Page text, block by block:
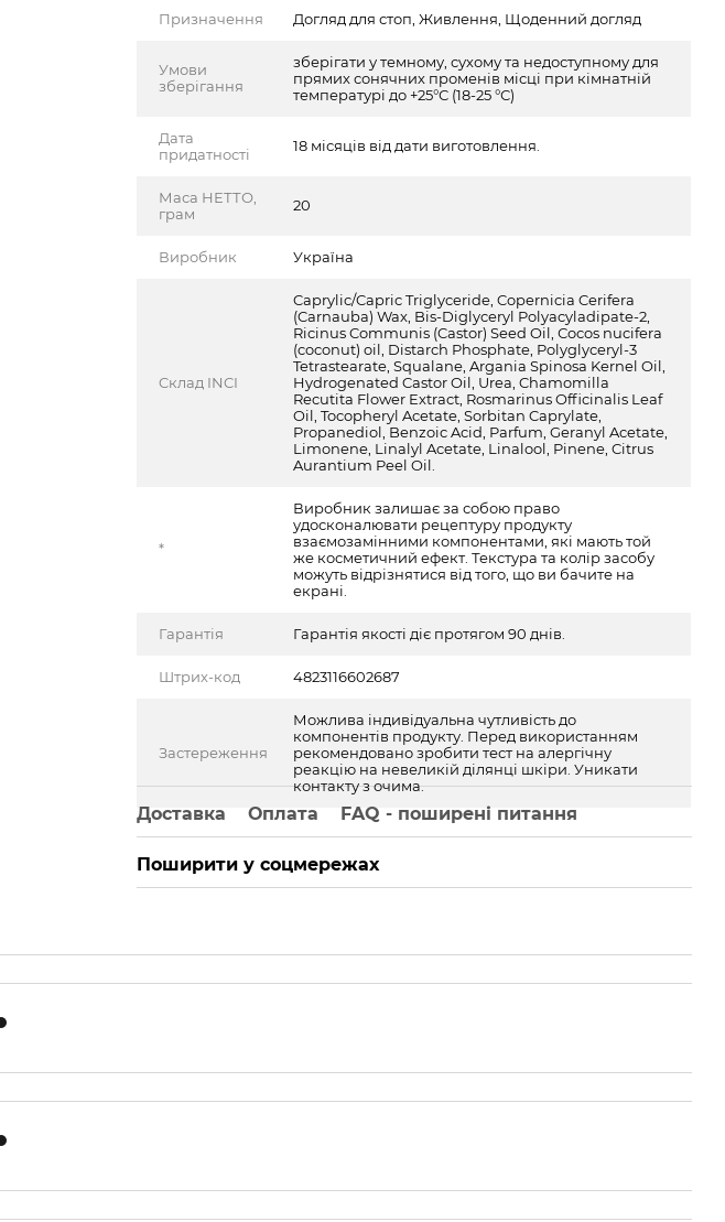
Призначення Догляд для стоп, Живлення, Щоденний догляд
Умови
зберігання
зберігати у темному, сухому та недоступному для
прямих сонячних променів місці при кімнатній
температурі до +25°С (18-25 °С)
Дата
придатності
18 місяців від дати виготовлення.
Маса НЕТТО,
грам
20
Виробник Україна
Cклад INCI
Caprylic/Capric Triglyceride, Copernicia Cerifera
(Carnauba) Wax, Bis-Diglyceryl Polyacyladipate-2,
Ricinus Communis (Castor) Seed Oil, Сocos nucifera
(coconut) oil, Distarch Phosphate, Polyglyceryl-3
Tetrastearate, Squalane, Argania Spinosa Kernel Oil,
Hydrogenated Castor Oil, Urea, Chamomilla
Recutita Flower Extract, Rosmarinus Officinalis Leaf
Oil, Tocopheryl Acetate, Sorbitan Caprylate,
Propanediol, Benzoic Acid, Parfum, Geranyl Acetate,
Limonene, Linalyl Acetate, Linalool, Pinene, Citrus
Aurantium Peel Oil.
*
Виробник залишає за собою право
удосконалювати рецептуру продукту
взаємозамінними компонентами, які мають той
же косметичний ефект. Текстура та колір засобу
можуть відрізнятися від того, що ви бачите на
екрані.
Гарантія Гарантія якості діє протягом 90 днів.
Штрих-код 4823116602687
Застереження
Можлива індивідуальна чутливість до
компонентів продукту. Перед використанням
рекомендовано зробити тест на алергічну
реакцію на невеликій ділянці шкіри. Уникати
контакту з очима.
Доставка Оплата FAQ - поширені питання
Поширити у соцмережах